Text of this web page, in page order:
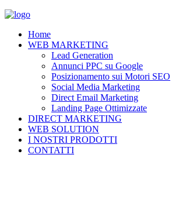
Home
WEB MARKETING
Lead Generation
Annunci PPC su Google
Posizionamento sui Motori SEO
Social Media Marketing
Direct Email Marketing
Landing Page Ottimizzate
DIRECT MARKETING
WEB SOLUTION
I NOSTRI PRODOTTI
CONTATTI